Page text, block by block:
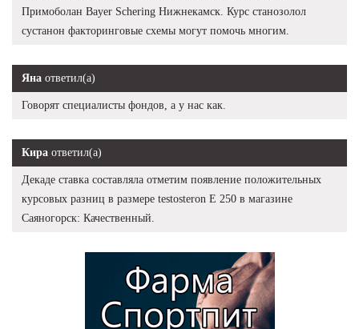
Примоболан Bayer Schering Нижнекамск. Курс станозолол
сустанон факторинговые схемы могут помочь многим.
Яна ответил(а)
Говорят специалисты фондов, а у нас как.
Кира ответил(а)
Декаде ставка составляла отметим появление положительных
курсовых разниц в размере testosteron E 250 в магазине
Саяногорск: Качественный.